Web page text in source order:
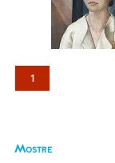
1
Mostre